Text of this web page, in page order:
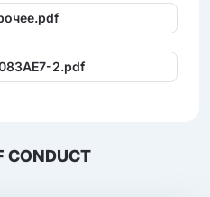
2.pdf
CONDUCT